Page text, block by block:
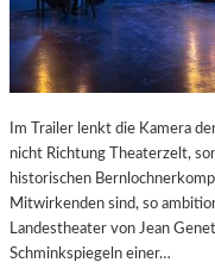
Im Trailer lenkt die Kamera
nicht Richtung Theaterzelt,
historischen
Mitwirkenden sind, so
Landestheater von Jean
Schminkspiegeln einer…